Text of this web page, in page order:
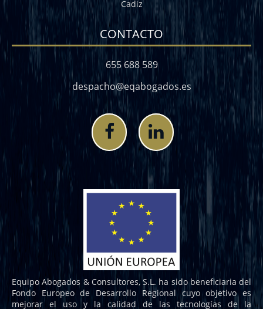
Cadiz
CONTACTO
655 688 589
despacho@eqabogados.es
Equipo Abogados & Consultores, S.L. ha sido beneficiaria del
Fondo Europeo de Desarrollo Regional cuyo objetivo es
mejorar el uso y la calidad de las tecnologías de la